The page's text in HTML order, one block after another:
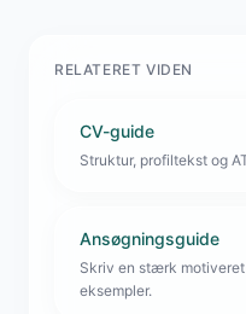
RELATERET VIDEN
CV-guide
Struktur, profiltekst og
Ansøgningsguide
Skriv en stærk
eksempler.